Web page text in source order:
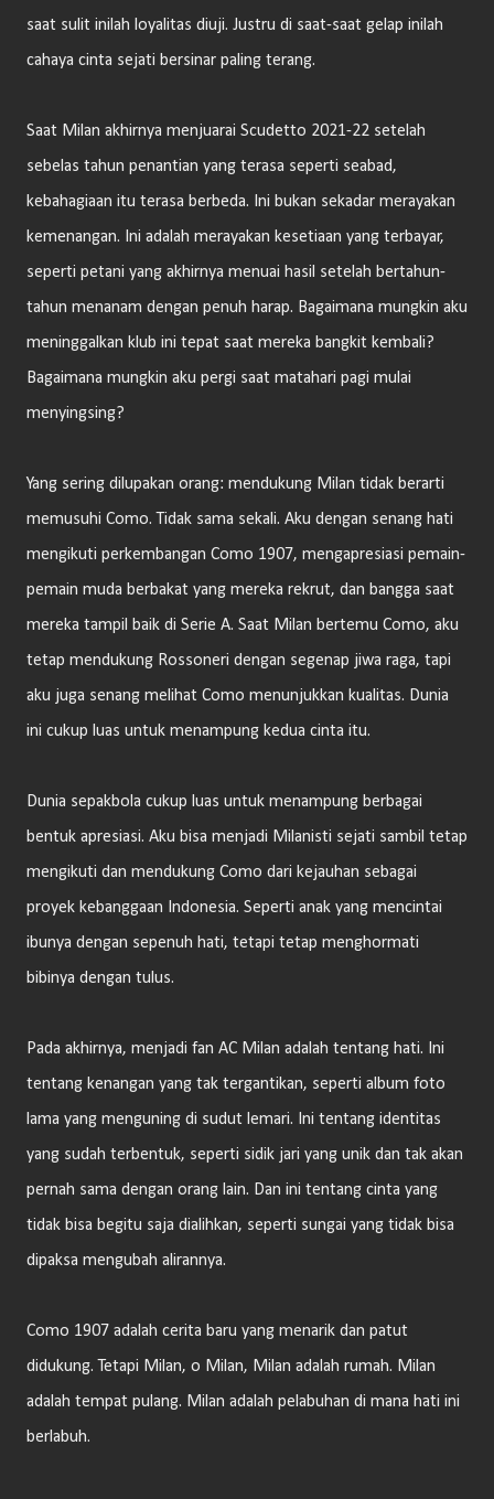
saat sulit inilah loyalitas diuji. Justru di saat-saat gelap inilah
cahaya cinta sejati bersinar paling terang.
Saat Milan akhirnya menjuarai Scudetto 2021-22 setelah
sebelas tahun penantian yang terasa seperti seabad,
kebahagiaan itu terasa berbeda. Ini bukan sekadar merayakan
kemenangan. Ini adalah merayakan kesetiaan yang terbayar,
seperti petani yang akhirnya menuai hasil setelah bertahun-
tahun menanam dengan penuh harap. Bagaimana mungkin aku
meninggalkan klub ini tepat saat mereka bangkit kembali?
Bagaimana mungkin aku pergi saat matahari pagi mulai
menyingsing?
Yang sering dilupakan orang: mendukung Milan tidak berarti
memusuhi Como. Tidak sama sekali. Aku dengan senang hati
mengikuti perkembangan Como 1907, mengapresiasi pemain-
pemain muda berbakat yang mereka rekrut, dan bangga saat
mereka tampil baik di Serie A. Saat Milan bertemu Como, aku
tetap mendukung Rossoneri dengan segenap jiwa raga, tapi
aku juga senang melihat Como menunjukkan kualitas. Dunia
ini cukup luas untuk menampung kedua cinta itu.
Dunia sepakbola cukup luas untuk menampung berbagai
bentuk apresiasi. Aku bisa menjadi Milanisti sejati sambil tetap
mengikuti dan mendukung Como dari kejauhan sebagai
proyek kebanggaan Indonesia. Seperti anak yang mencintai
ibunya dengan sepenuh hati, tetapi tetap menghormati
bibinya dengan tulus.
Pada akhirnya, menjadi fan AC Milan adalah tentang hati. Ini
tentang kenangan yang tak tergantikan, seperti album foto
lama yang menguning di sudut lemari. Ini tentang identitas
yang sudah terbentuk, seperti sidik jari yang unik dan tak akan
pernah sama dengan orang lain. Dan ini tentang cinta yang
tidak bisa begitu saja dialihkan, seperti sungai yang tidak bisa
dipaksa mengubah alirannya.
Como 1907 adalah cerita baru yang menarik dan patut
didukung. Tetapi Milan, o Milan, Milan adalah rumah. Milan
adalah tempat pulang. Milan adalah pelabuhan di mana hati ini
berlabuh.